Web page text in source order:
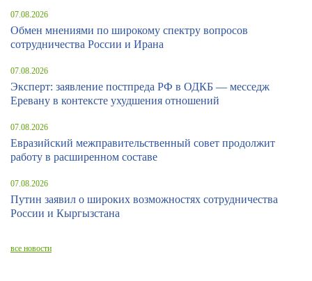
07.08.2026
Обмен мнениями по широкому спектру вопросов
сотрудничества России и Ирана
07.08.2026
Эксперт: заявление постпреда РФ в ОДКБ — месседж
Еревану в контексте ухудшения отношений
07.08.2026
Евразийский межправительственный совет продолжит
работу в расширенном составе
07.08.2026
Путин заявил о широких возможностях сотрудничества
России и Кыргызстана
все новости